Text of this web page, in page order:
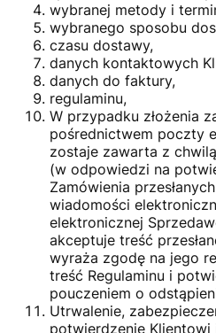
wybranej metody i
wybranego sposobu
czasu dostawy,
danych kontaktowych
danych do faktury,
regulaminu,
W przypadku złożenia
pośrednictwem poczty
zostaje zawarta z
(w odpowiedzi na
Zamówienia
wiadomości
elektronicznej
akceptuje treść
wyraża zgodę na jego
treść Regulaminu i
pouczeniem o
Utrwalenie,
potwierdzenie